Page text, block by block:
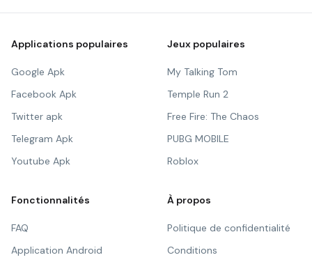
Applications populaires
Google Apk
Facebook Apk
Twitter apk
Telegram Apk
Youtube Apk
Jeux populaires
My Talking Tom
Temple Run 2
Free Fire: The Chaos
PUBG MOBILE
Roblox
Fonctionnalités
FAQ
Application Android
À propos
Politique de confidentialité
Conditions